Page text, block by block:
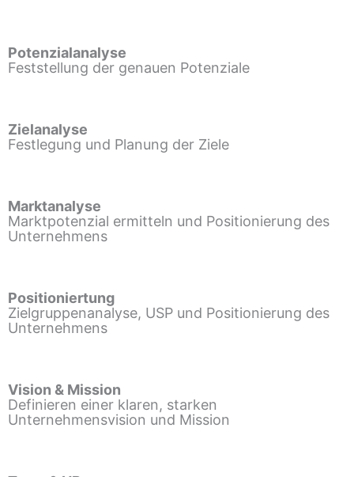
Potenzialanalyse
Feststellung der genauen Potenziale
Zielanalyse
Festlegung und Planung der Ziele
Marktanalyse
Marktpotenzial ermitteln und Positionierung des
Unternehmens
Positioniertung
Zielgruppenanalyse, USP und Positionierung des
Unternehmens
Vision & Mission
Definieren einer klaren, starken
Unternehmensvision und Mission